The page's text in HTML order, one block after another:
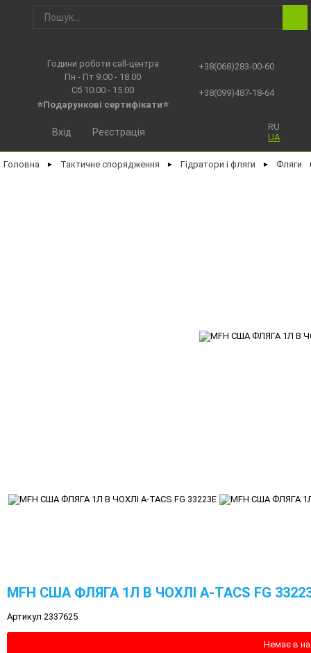
Години роботи call-центра
Пн - Пт 9.00 - 18.00
Сб 10.00 - 15.00
⭐Подарункові сертифікати⭐
+38(068)283-00-60
+38(099)487-18-64
RU
UA
Вхід Реєстрація
Головна ► Тактичне спорядження ► Гідратори і фляги ► Фляги
MFH США ФЛЯГА 1Л В ЧОХЛІ A-TACS FG
Артикул 2337625
Немає в